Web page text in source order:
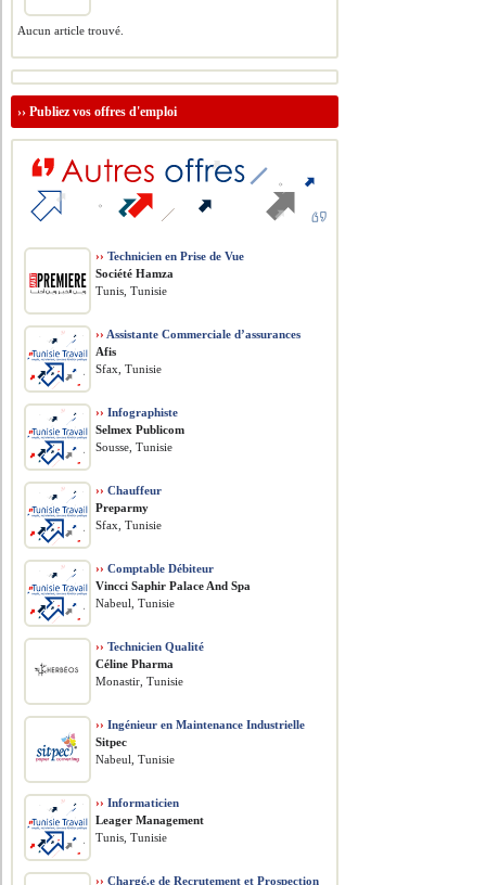
Aucun article trouvé.
››Publiez vos offres d'emploi
›› Technicien en Prise de Vue
Société Hamza
Tunis, Tunisie
›› Assistante Commerciale d’assurances
Afis
Sfax, Tunisie
›› Infographiste
Selmex Publicom
Sousse, Tunisie
›› Chauffeur
Preparmy
Sfax, Tunisie
›› Comptable Débiteur
Vincci Saphir Palace And Spa
Nabeul, Tunisie
›› Technicien Qualité
Céline Pharma
Monastir, Tunisie
›› Ingénieur en Maintenance Industrielle
Sitpec
Nabeul, Tunisie
›› Informaticien
Leager Management
Tunis, Tunisie
›› Chargé.e de Recrutement et Prospection